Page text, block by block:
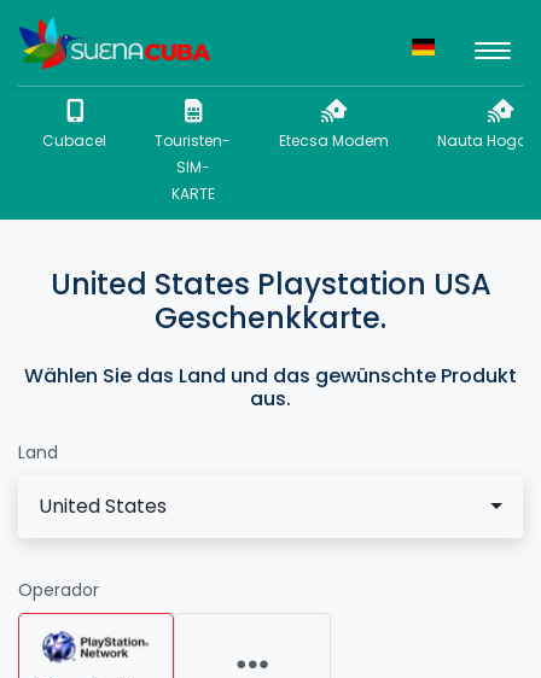
Cubacel
Touristen-
SIM-
KARTE
Etecsa Modem Nauta Hogar
United States Playstation USA
Geschenkkarte.
Wählen Sie das Land und das gewünschte Produkt
aus.
Land
United States
Operador